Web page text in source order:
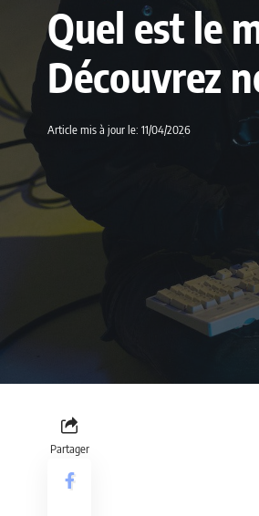
Quel est le
Découvrez
Article mis à jour le: 11/04/2026
Partager